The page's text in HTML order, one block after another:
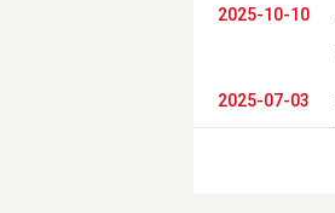
2025-10-10
2025-07-03